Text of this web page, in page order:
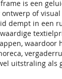
is een
of
dempt in een
waardoor
uitstraling als